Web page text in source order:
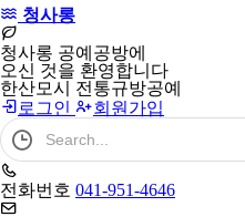
청사롱
청사롱 공예공방에
오신 것을 환영합니다
한산모시 전통규방공예
로그인
회원가입
검
색
어
필
수
전화번호 041-951-4646